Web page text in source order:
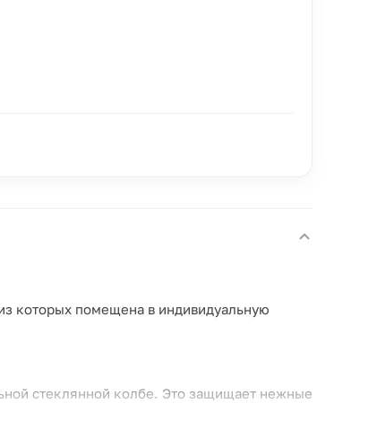
которых помещена в индивидуальную
стеклянной колбе. Это защищает нежные